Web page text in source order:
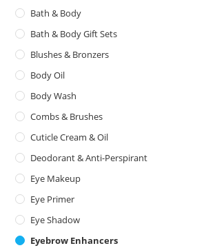
Bath & Body
Bath & Body Gift Sets
Blushes & Bronzers
Body Oil
Body Wash
Combs & Brushes
Cuticle Cream & Oil
Deodorant & Anti-Perspirant
Eye Makeup
Eye Primer
Eye Shadow
Eyebrow Enhancers